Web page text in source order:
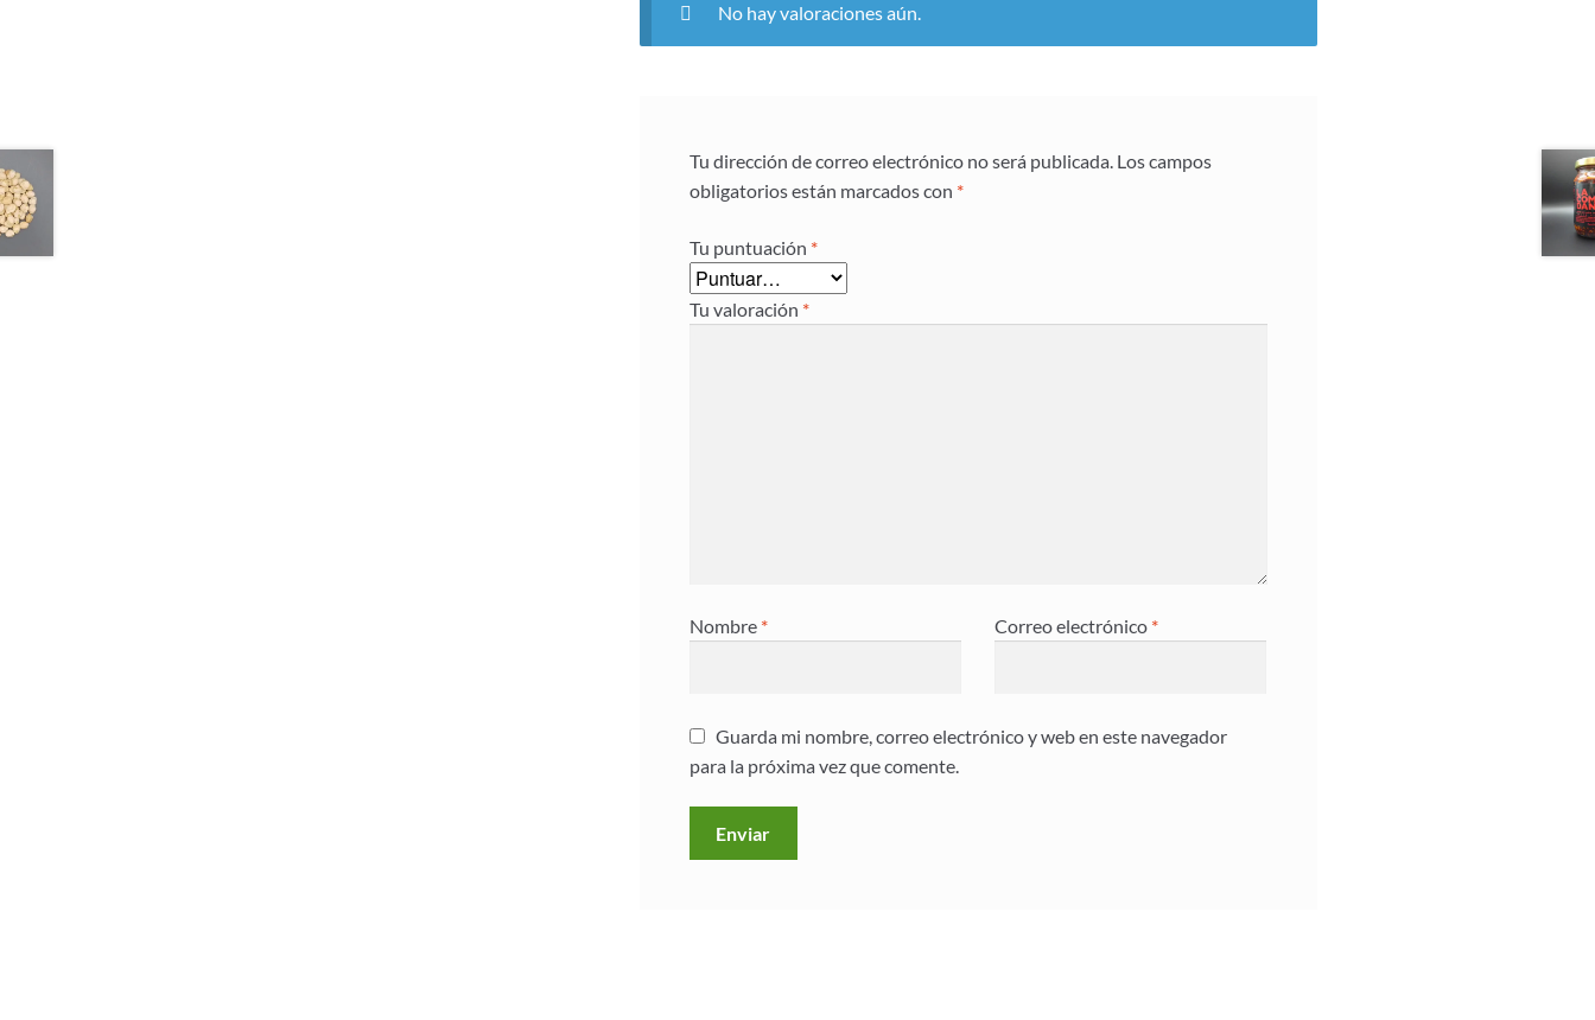
No hay valoraciones aún.
Tu dirección de correo electrónico no será publicada. Los campos
obligatorios están marcados con *
Tu puntuación *
Tu valoración *
Nombre * Correo electrónico *
Guarda mi nombre, correo electrónico y web en este navegador
para la próxima vez que comente.